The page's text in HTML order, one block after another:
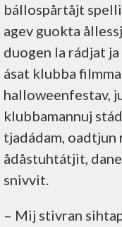
bállospårtåjt
agev guokta
duogen la rádjat
ásat klubba
halloweenfestav,
klubbamannuj
tjadádam,
ådåstuhtátjit,
snivvit.
– Mij stivran